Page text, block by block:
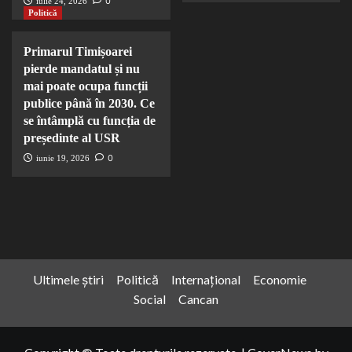
Politică
Primarul Timișoarei
pierde mandatul și nu
mai poate ocupa funcții
publice până în 2030. Ce
se întâmplă cu funcția de
președinte al USR
iunie 19, 2026 0
Ultimele știri Politică Internațional
Economie
Social
Cancan